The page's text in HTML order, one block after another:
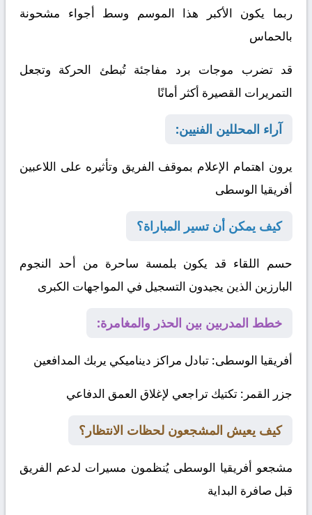
ربما يكون الأكبر هذا الموسم وسط أجواء مشحونة
بالحماس
قد تضرب موجات برد مفاجئة تُبطئ الحركة وتجعل
التمريرات القصيرة أكثر أمانًا
آراء المحللين الفنيين:
يرون اهتمام الإعلام بموقف الفريق وتأثيره على اللاعبين
أفريقيا الوسطى
كيف يمكن أن تسير المباراة؟
حسم اللقاء قد يكون بلمسة ساحرة من أحد النجوم
البارزين الذين يجيدون التسجيل في المواجهات الكبرى
خطط المدربين بين الحذر والمغامرة:
أفريقيا الوسطى: تبادل مراكز ديناميكي يربك المدافعين
جزر القمر : تكتيك تراجعي لإغلاق العمق الدفاعي
كيف يعيش المشجعون لحظات الانتظار؟
مشجعو أفريقيا الوسطى يُنظمون مسيرات لدعم الفريق
قبل صافرة البداية